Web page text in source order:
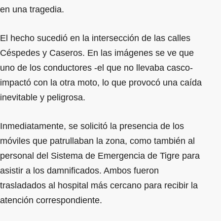
en una tragedia.
El hecho sucedió en la intersección de las calles
Céspedes y Caseros. En las imágenes se ve que
uno de los conductores -el que no llevaba casco-
impactó con la otra moto, lo que provocó una caída
inevitable y peligrosa.
Inmediatamente, se solicitó la presencia de los
móviles que patrullaban la zona, como también al
personal del Sistema de Emergencia de Tigre para
asistir a los damnificados. Ambos fueron
trasladados al hospital más cercano para recibir la
atención correspondiente.